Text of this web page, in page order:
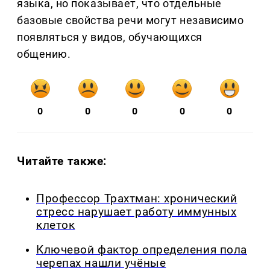
языка, но показывает, что отдельные
базовые свойства речи могут независимо
появляться у видов, обучающихся
общению.
0 0 0 0 0
Читайте также:
Профессор Трахтман: хронический
стресс нарушает работу иммунных
клеток
Ключевой фактор определения пола
черепах нашли учёные